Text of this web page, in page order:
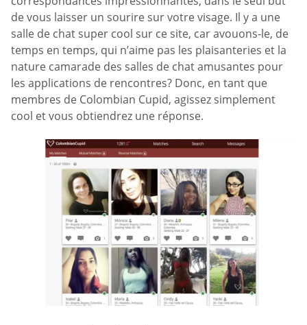
de vous laisser un sourire sur votre visage. Il y a une
salle de chat super cool sur ce site, car avouons-le, de
temps en temps, qui n’aime pas les plaisanteries et la
nature camarade des salles de chat amusantes pour
les applications de rencontres? Donc, en tant que
membres de Colombian Cupid, agissez simplement
cool et vous obtiendrez une réponse.